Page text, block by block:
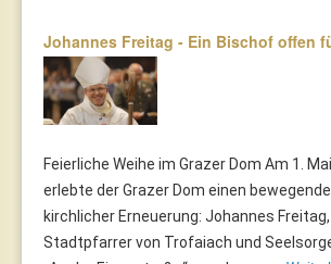
Johannes Freitag - Ein Bischof offen
Feierliche Weihe im Grazer Dom Am 1.
erlebte der Grazer Dom einen
kirchlicher Erneuerung: Johannes
Stadtpfarrer von Trofaiach und